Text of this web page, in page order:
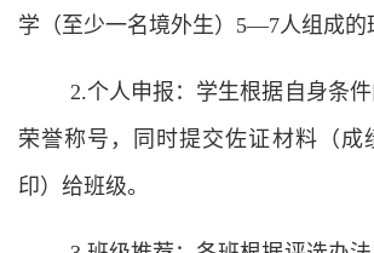
学（至少一名境外生）5—7人组成的
2.个人申报：学生根据自身条
荣誉称号，同时提交佐证材料（成
印）给班级。